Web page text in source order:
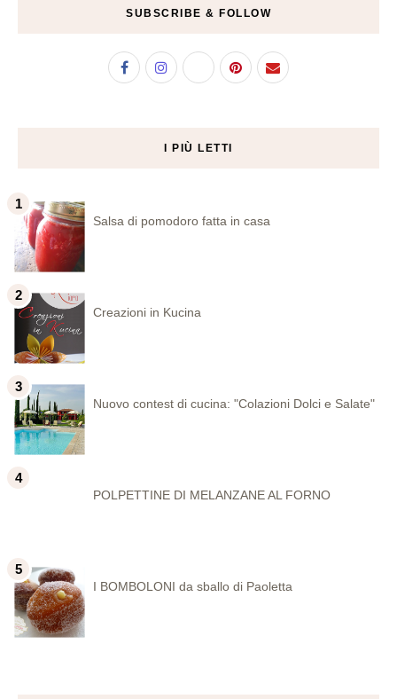
SUBSCRIBE & FOLLOW
I PIÙ LETTI
Salsa di pomodoro fatta in casa
Creazioni in Kucina
Nuovo contest di cucina: "Colazioni Dolci e Salate"
POLPETTINE DI MELANZANE AL FORNO
I BOMBOLONI da sballo di Paoletta